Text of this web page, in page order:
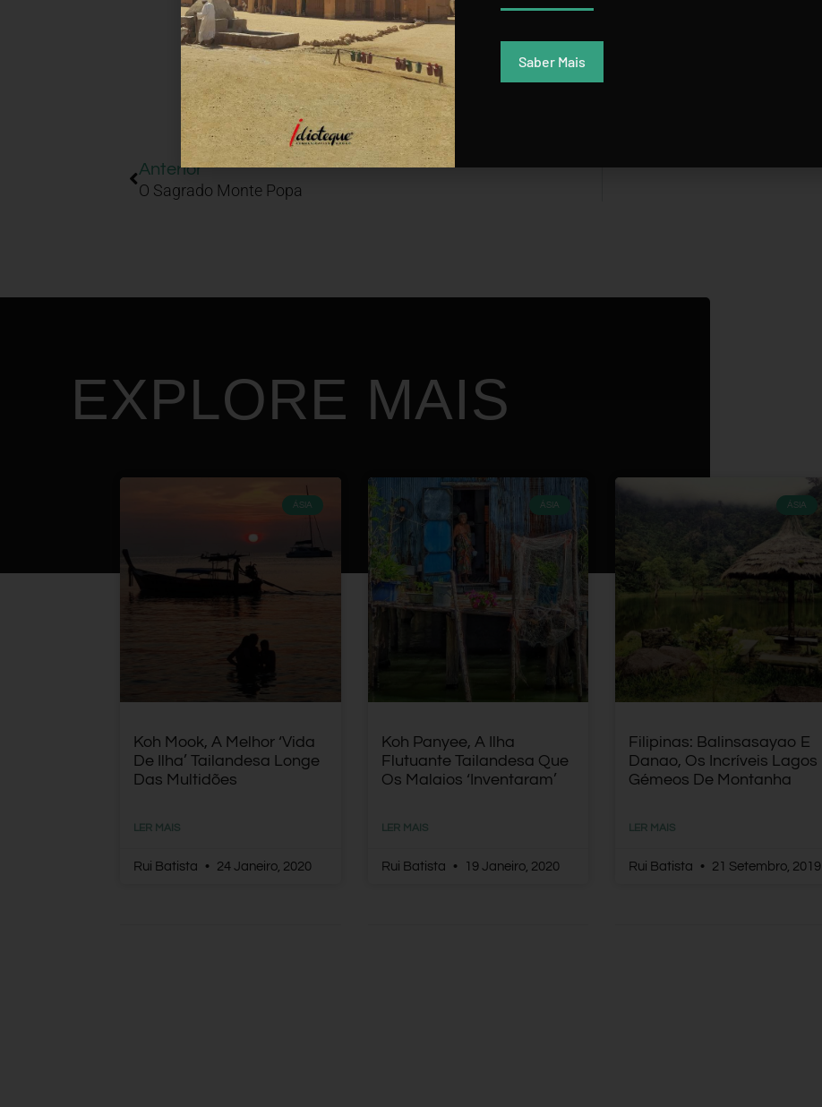
Anterior
O Sagrado Monte Popa
EXPLORE MAIS
ÁSIA
Koh Mook, A Melhor ‘vida
De Ilha’ Tailandesa Longe
Das Multidões
LER MAIS
Rui Batista 24 Janeiro, 2020
ÁSIA
Koh Panyee, A Ilha
Flutuante Tailandesa Que
Os Malaios ‘inventaram’
LER MAIS
Rui Batista 19 Janeiro, 2020
ÁSIA
Filipinas: Balinsasayao E
Danao, Os Incríveis Lagos
Gémeos De Montanha
LER MAIS
Rui Batista 21 Setembro, 2019
Saber Mais